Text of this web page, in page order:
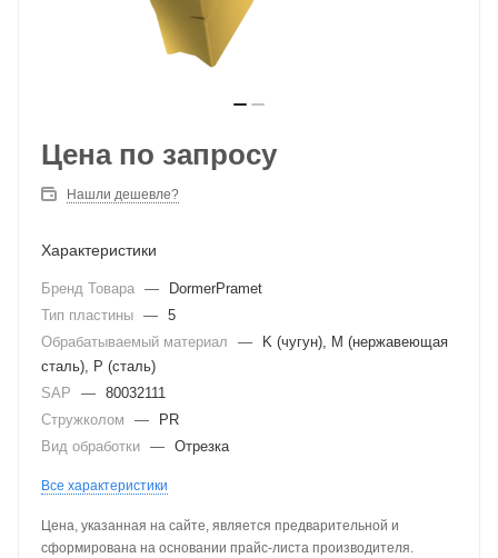
Цена по запросу
Нашли дешевле?
Характеристики
Бренд Товара —
DormerPramet
Тип пластины — 5
Обрабатываемый материал
—
K (чугун), M (нержавеющая
сталь), P (сталь)
SAP
— 80032111
Стружколом
—
PR
Вид обработки — Отрезка
Все характеристики
Цена, указанная на сайте, является предварительной и
сформирована на основании прайс-листа производителя.